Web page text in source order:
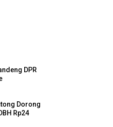
DPR
Dorong
Rp24